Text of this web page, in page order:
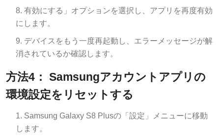
有効にする」オプションを選択し、アプリを再度有効
にします。
デバイスをもう一度再起動し、エラーメッセージが解
消されているか確認します。
方法4： Samsungアカウントアプリの
環境設定をリセットする
Samsung Galaxy S8 Plusの「設定」メニューに移動
します。